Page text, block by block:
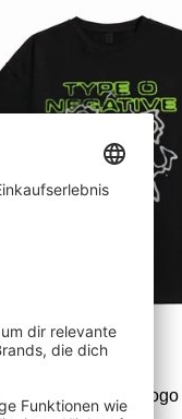
O Negative - O